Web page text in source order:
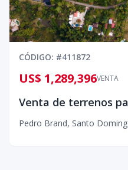
CÓDIGO: #411872
VENTA
US$ 1,289,396
Pedro Brand, Santo